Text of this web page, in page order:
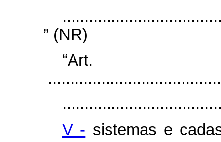
” (NR)
V - sistemas e